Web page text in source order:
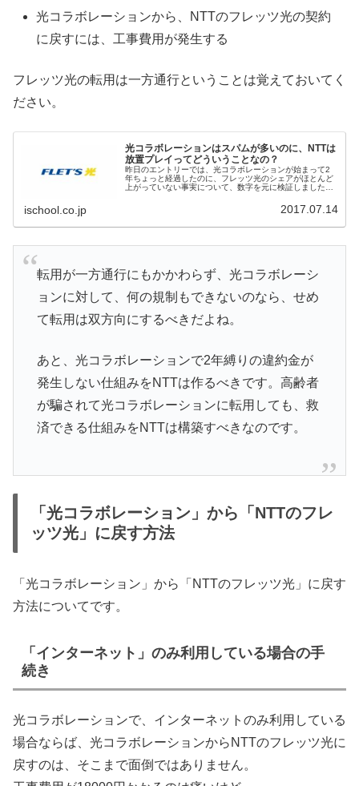
光コラボレーションから、NTTのフレッツ光の契約
に戻すには、工事費用が発生する
フレッツ光の転用は一方通行ということは覚えておいてく
ださい。
光コラボレーションはスパムが多いのに、NTTは
放置プレイってどういうことなの？
昨日のエントリーでは、光コラボレーションが始まって2
年ちょっと経過したのに、フレッツ光のシェアがほとんど
上がっていない事実について、数字を元に検証しました。
ischool.co.jp 2017.07.14
転用が一方通行にもかかわらず、光コラボレーシ
ョンに対して、何の規制もできないのなら、せめ
て転用は双方向にするべきだよね。
あと、光コラボレーションで2年縛りの違約金が
発生しない仕組みをNTTは作るべきです。高齢者
が騙されて光コラボレーションに転用しても、救
済できる仕組みをNTTは構築すべきなのです。
「光コラボレーション」から「NTTのフレ
ッツ光」に戻す方法
「光コラボレーション」から「NTTのフレッツ光」に戻す
方法についてです。
「インターネット」のみ利用している場合の手
続き
光コラボレーションで、インターネットのみ利用している
場合ならば、光コラボレーションからNTTのフレッツ光に
戻すのは、そこまで面倒ではありません。